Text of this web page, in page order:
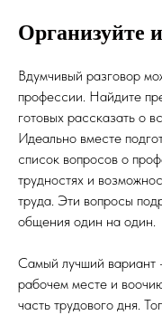
Организуйте
Вдумчивый разговор
профессии. Найдите
готовых рассказать о
Идеально вместе
список вопросов о
трудностях и
труда. Эти вопросы
общения один на один.
Самый лучший вариант
рабочем месте и
часть трудового дня.